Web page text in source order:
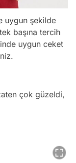
uygun şekilde
başına tercih
uygun ceket
çok güzeldi,